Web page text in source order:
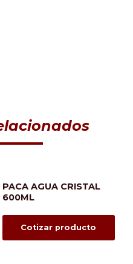
PACA AGUA CRISTAL
600ML
Cotizar producto